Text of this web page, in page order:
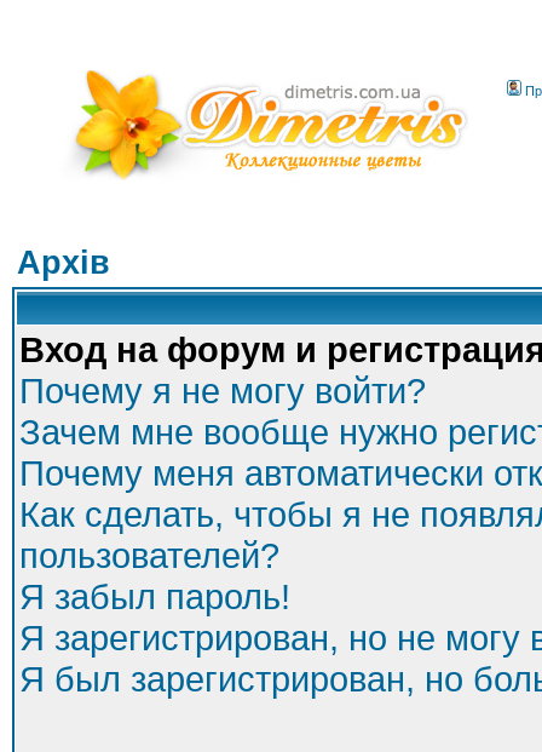
Архів
Вход на форум и
Почему я не могу войти?
Зачем мне вообще нужно
Почему меня автоматически
Как сделать, чтобы я не
пользователей?
Я забыл пароль!
Я зарегистрирован, но не могу
Я был зарегистрирован, но